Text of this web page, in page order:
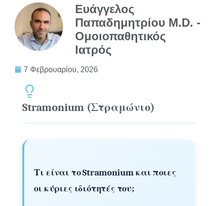
Ευάγγελος
Παπαδημητρίου M.D. -
Ομοιοπαθητικός
Ιατρός
7 Φεβρουαρίου, 2026
Stramonium (Στραμώνιο)
Τι είναι το Stramonium και ποιες
οι κύριες ιδιότητές του;